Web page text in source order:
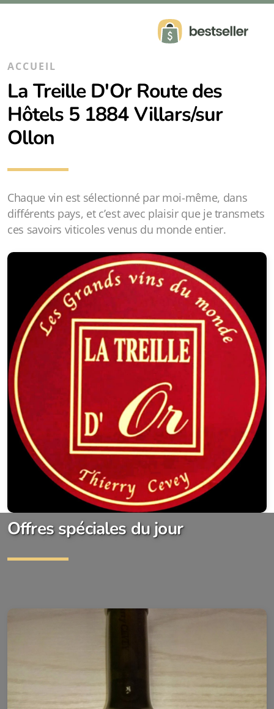
ACCUEIL
La Treille D'Or Route des
Hôtels 5 1884 Villars/sur
Ollon
Chaque vin est sélectionné par moi-même, dans
différents pays, et c’est avec plaisir que je transmets
ces savoirs viticoles venus du monde entier.
Offres spéciales du jour